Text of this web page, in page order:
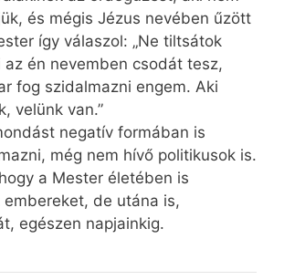
és mégis Jézus nevében űzött
így válaszol: „Ne tiltsátok
az én nevemben csodát tesz,
fog szidalmazni engem. Aki
velünk van.”
negatív formában is
még nem hívő politikusok is.
a Mester életében is
embereket, de utána is,
egészen napjainkig.